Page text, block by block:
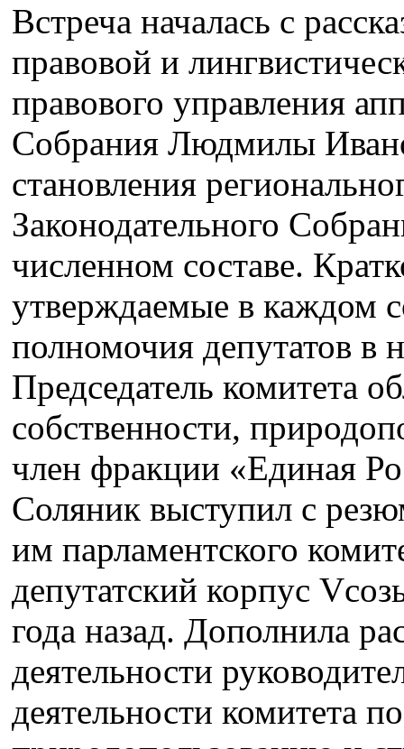
Встреча началась с
правовой и
правового управления
Собрания Людмилы
становления
Законодательного
численном составе.
утверждаемые в каждом
полномочия депутатов
Председатель комитета
собственности,
член фракции «Единая
Соляник выступил с
им парламентского
депутатский корпус
года назад. Дополнила
деятельности
деятельности комитета